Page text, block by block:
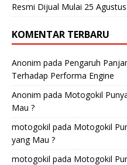
Resmi Dijual Mulai 25
KOMENTAR TERBARU
Anonim pada Pengaruh
Terhadap Performa Engine
Anonim pada Motogokil
Mau ?
motogokil pada Motogokil
yang Mau ?
motogokil pada Motogokil